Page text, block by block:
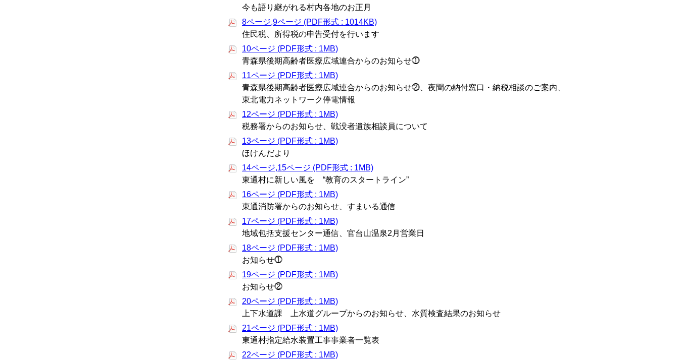
今も語り継がれる村内各地のお正月
8ページ,9ページ (PDF形式 : 1014KB)
住民税、所得税の申告受付を行います
10ページ (PDF形式 : 1MB)
青森県後期高齢者医療広域連合からのお知らせ⓵
11ページ (PDF形式 : 1MB)
青森県後期高齢者医療広域連合からのお知らせ⓶、夜間の納付窓口・納税相談のご案内、
東北電力ネットワーク停電情報
12ページ (PDF形式 : 1MB)
税務署からのお知らせ、戦没者遺族相談員について
13ページ (PDF形式 : 1MB)
ほけんだより
14ページ,15ページ (PDF形式 : 1MB)
東通村に新しい風を “教育のスタートライン”
16ページ (PDF形式 : 1MB)
東通消防署からのお知らせ、すまいる通信
17ページ (PDF形式 : 1MB)
地域包括支援センター通信、官台山温泉2月営業日
18ページ (PDF形式 : 1MB)
お知らせ⓵
19ページ (PDF形式 : 1MB)
お知らせ⓶
20ページ (PDF形式 : 1MB)
上下水道課 上水道グループからのお知らせ、水質検査結果のお知らせ
21ページ (PDF形式 : 1MB)
東通村指定給水装置工事事業者一覧表
22ページ (PDF形式 : 1MB)